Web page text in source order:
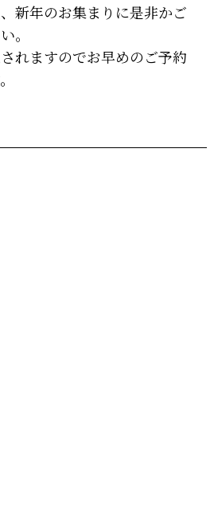
新年のお集まりに是非かご
。
れますのでお早めのご予約